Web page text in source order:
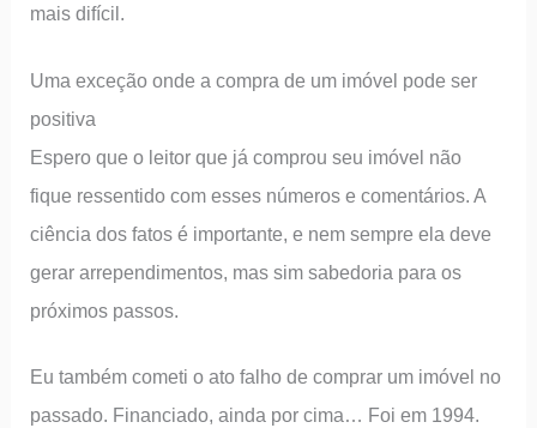
mais difícil.
Uma exceção onde a compra de um imóvel pode ser
positiva
Espero que o leitor que já comprou seu imóvel não
fique ressentido com esses números e comentários. A
ciência dos fatos é importante, e nem sempre ela deve
gerar arrependimentos, mas sim sabedoria para os
próximos passos.
Eu também cometi o ato falho de comprar um imóvel no
passado. Financiado, ainda por cima… Foi em 1994.